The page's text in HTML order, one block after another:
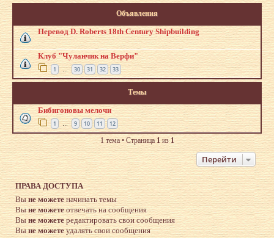
Объявления
Перевод D. Roberts 18th Century Shipbuilding
Клуб "Чуланчик на Верфи"
1 … 30 31 32 33
Темы
Бибигоновы мелочи
1 … 9 10 11 12
1 тема • Страница1из1
Перейти
ПРАВА ДОСТУПА
Выне можетеначинать темы
Выне можетеотвечать на сообщения
Вы не можете редактировать свои сообщения
Выне можетеудалять свои сообщения